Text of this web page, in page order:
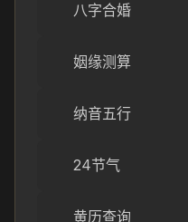
八字合婚
姻缘测算
纳音五行
24节气
黄历查询